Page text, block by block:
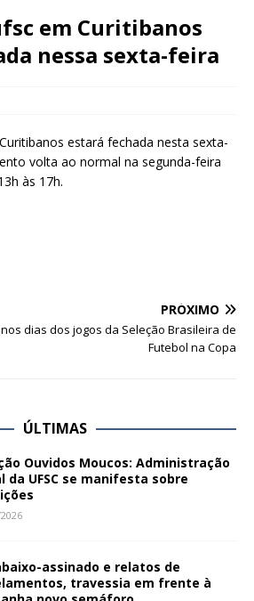
em Curitibanos
nessa sexta-feira
estará fechada nesta sexta-
volta ao normal na segunda-feira
às 17h.
PRÓXIMO
dias dos jogos da Seleção Brasileira de
Futebol na Copa
ÚLTIMAS
Ouvidos Moucos: Administração
da UFSC se manifesta sobre
assinado e relatos de
travessia em frente à